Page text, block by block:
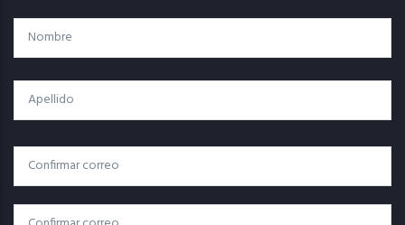
Nombre
Apellido
Correo
Electrónico
Correo Electrónico
Confirmar Correo